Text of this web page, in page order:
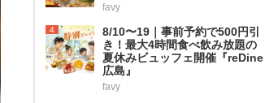
favy
4
8/10〜19｜事前予約で500円引
き！最大4時間食べ飲み放題の
夏休みビュッフェ開催『reDine
広島』
favy